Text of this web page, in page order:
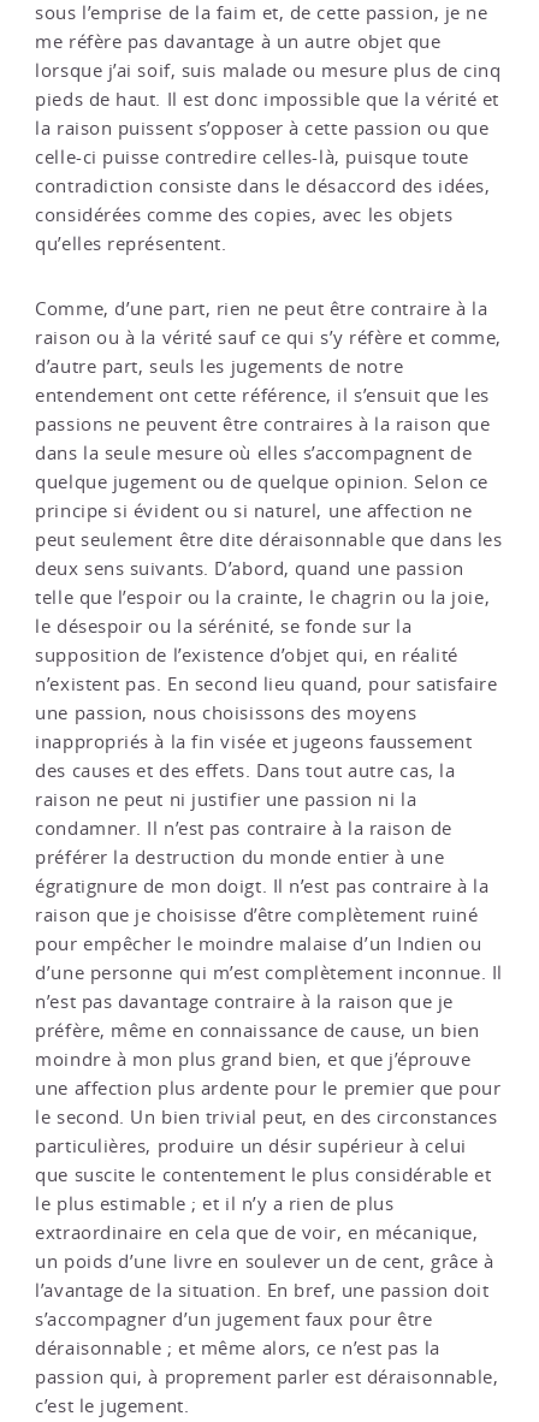
sous l’emprise de la faim et, de cette passion, je ne
me réfère pas davantage à un autre objet que
lorsque j’ai soif, suis malade ou mesure plus de cinq
pieds de haut. Il est donc impossible que la vérité et
la raison puissent s’opposer à cette passion ou que
celle-ci puisse contredire celles-là, puisque toute
contradiction consiste dans le désaccord des idées,
considérées comme des copies, avec les objets
qu’elles représentent.
Comme, d’une part, rien ne peut être contraire à la
raison ou à la vérité sauf ce qui s’y réfère et comme,
d’autre part, seuls les jugements de notre
entendement ont cette référence, il s’ensuit que les
passions ne peuvent être contraires à la raison que
dans la seule mesure où elles s’accompagnent de
quelque jugement ou de quelque opinion. Selon ce
principe si évident ou si naturel, une affection ne
peut seulement être dite déraisonnable que dans les
deux sens suivants. D’abord, quand une passion
telle que l’espoir ou la crainte, le chagrin ou la joie,
le désespoir ou la sérénité, se fonde sur la
supposition de l’existence d’objet qui, en réalité
n’existent pas. En second lieu quand, pour satisfaire
une passion, nous choisissons des moyens
inappropriés à la fin visée et jugeons faussement
des causes et des effets. Dans tout autre cas, la
raison ne peut ni justifier une passion ni la
condamner. Il n’est pas contraire à la raison de
préférer la destruction du monde entier à une
égratignure de mon doigt. Il n’est pas contraire à la
raison que je choisisse d’être complètement ruiné
pour empêcher le moindre malaise d’un Indien ou
d’une personne qui m’est complètement inconnue. Il
n’est pas davantage contraire à la raison que je
préfère, même en connaissance de cause, un bien
moindre à mon plus grand bien, et que j’éprouve
une affection plus ardente pour le premier que pour
le second. Un bien trivial peut, en des circonstances
particulières, produire un désir supérieur à celui
que suscite le contentement le plus considérable et
le plus estimable ; et il n’y a rien de plus
extraordinaire en cela que de voir, en mécanique,
un poids d’une livre en soulever un de cent, grâce à
l’avantage de la situation. En bref, une passion doit
s’accompagner d’un jugement faux pour être
déraisonnable ; et même alors, ce n’est pas la
passion qui, à proprement parler est déraisonnable,
c’est le jugement.